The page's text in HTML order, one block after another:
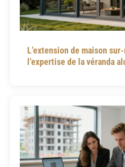
L’extension de maison
l’expertise de la véranda